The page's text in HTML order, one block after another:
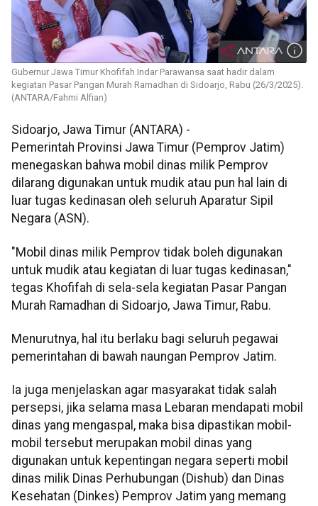
Gubernur Jawa Timur Khofifah Indar Parawansa saat hadir dalam
kegiatan Pasar Pangan Murah Ramadhan di Sidoarjo, Rabu (26/3/2025).
(ANTARA/Fahmi Alfian)
Sidoarjo, Jawa Timur (ANTARA) -
Pemerintah Provinsi Jawa Timur (Pemprov Jatim)
menegaskan bahwa mobil dinas milik Pemprov
dilarang digunakan untuk mudik atau pun hal lain di
luar tugas kedinasan oleh seluruh Aparatur Sipil
Negara (ASN).
"Mobil dinas milik Pemprov tidak boleh digunakan
untuk mudik atau kegiatan di luar tugas kedinasan,"
tegas Khofifah di sela-sela kegiatan Pasar Pangan
Murah Ramadhan di Sidoarjo, Jawa Timur, Rabu.
Menurutnya, hal itu berlaku bagi seluruh pegawai
pemerintahan di bawah naungan Pemprov Jatim.
Ia juga menjelaskan agar masyarakat tidak salah
persepsi, jika selama masa Lebaran mendapati mobil
dinas yang mengaspal, maka bisa dipastikan mobil-
mobil tersebut merupakan mobil dinas yang
digunakan untuk kepentingan negara seperti mobil
dinas milik Dinas Perhubungan (Dishub) dan Dinas
Kesehatan (Dinkes) Pemprov Jatim yang memang